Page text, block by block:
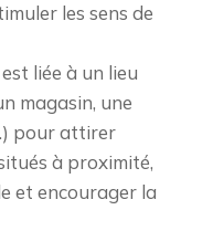
les sens de
liée à un lieu
magasin, une
pour attirer
à proximité,
et encourager la